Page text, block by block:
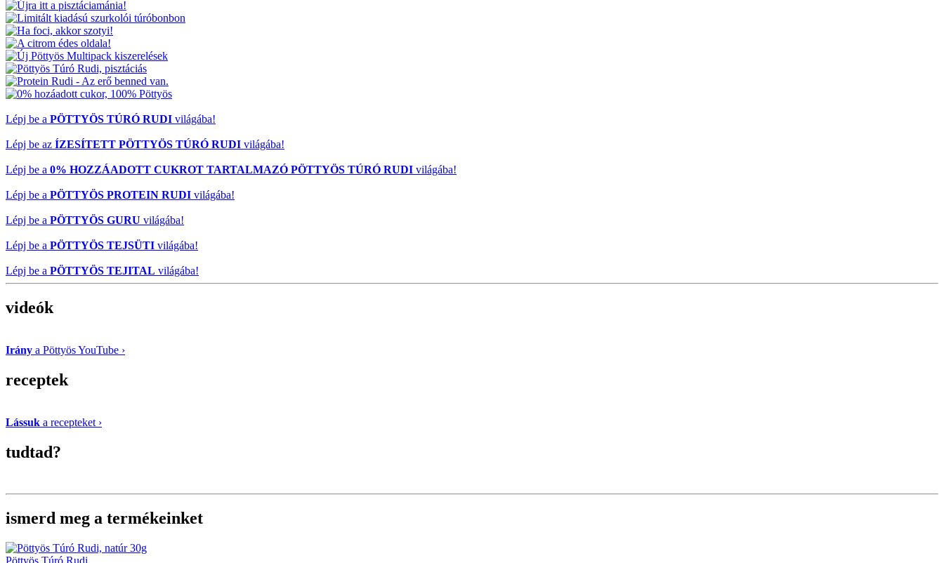
Lépj be a PÖTTYÖS TÚRÓ RUDI világába!
Lépj be az ÍZESÍTETT PÖTTYÖS TÚRÓ RUDI világába!
Lépj be a 0% HOZZÁADOTT CUKROT TARTALMAZÓ PÖTTYÖS TÚRÓ RUDI világába!
Lépj be a PÖTTYÖS PROTEIN RUDI világába!
Lépj be a PÖTTYÖS GURU világába!
Lépj be a PÖTTYÖS TEJSÜTI világába!
Lépj be a PÖTTYÖS TEJITAL világába!
videók
Irány a Pöttyös YouTube ›
receptek
Lássuk a recepteket ›
tudtad?
ismerd meg a termékeinket